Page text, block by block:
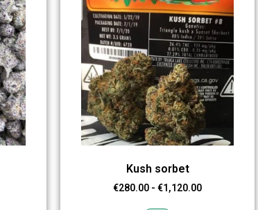
Kush sorbet
€280.00 - €1,120.00